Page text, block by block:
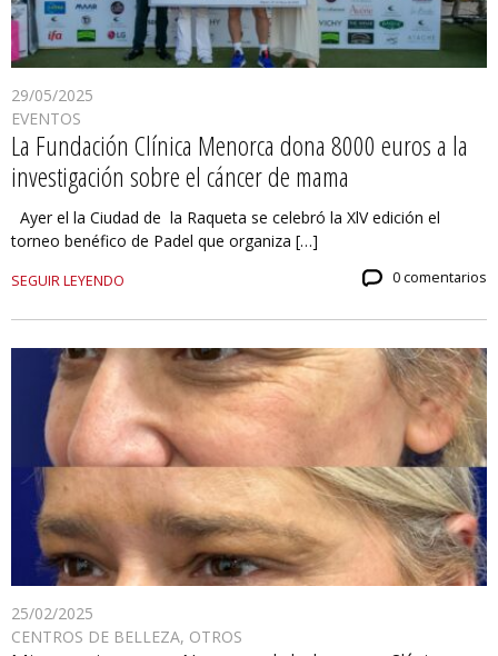
29/05/2025
EVENTOS
La Fundación Clínica Menorca dona 8000 euros a la
investigación sobre el cáncer de mama
Ayer el la Ciudad de la Raqueta se celebró la XlV edición el
torneo benéfico de Padel que organiza […]
SEGUIR LEYENDO 0 comentarios
25/02/2025
CENTROS DE BELLEZA, OTROS